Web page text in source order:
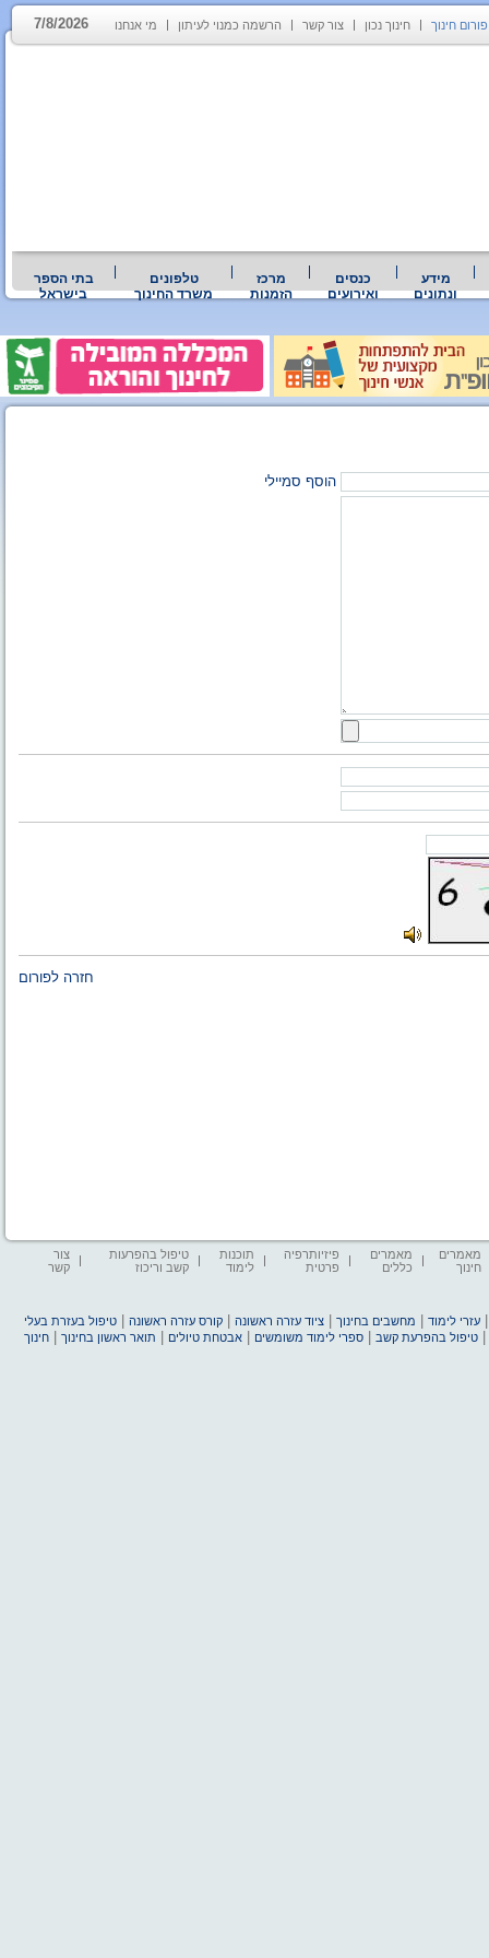
פורום חינוך חינוך נכון צור קשר הרשמה כמנוי לעיתון מי אנחנו 7/8/2026
מידע
ונתונים
כנסים
ואירועים
מרכז
הזמנות
טלפונים
משרד החינוך
בתי הספר
בישראל
הוסף סמיילי
חזרה לפורום
מאמרים
חינוך
מאמרים
כללים
פיזיותרפיה
פרטית
תוכנות
לימוד
טיפול בהפרעות
קשב וריכוז
צור
קשר
עזרי לימוד מחשבים בחינוך |ציוד עזרה ראשונה |קורס עזרה ראשונה |טיפול בעזרת בעלי
|טיפול בהפרעת קשב |ספרי לימוד משומשים |אבטחת טיולים תואר ראשון בחינוך |חינוך